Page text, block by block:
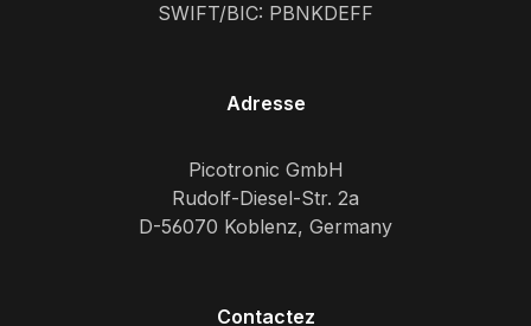
SWIFT/BIC: PBNKDEFF
Adresse
Picotronic GmbH
Rudolf-Diesel-Str. 2a
D-56070 Koblenz, Germany
Contactez